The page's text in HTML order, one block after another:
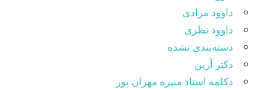
داوود مرادی
داوود نظری
دسته‌بندی نشده
دکتر آرین
دکلمه استاد منیره مهران پور